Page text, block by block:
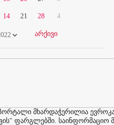
14 21 28 4
მხარდაჭერილია
ფარგლებში. საინფორმაციო